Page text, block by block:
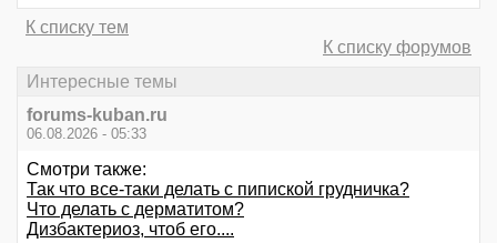
К списку тем
К списку форумов
Интересные темы
forums-kuban.ru
06.08.2026 - 05:33
Смотри также:
Так что все-таки делать с пипиской грудничка?
Что делать с дерматитом?
Дизбактериоз, чтоб его....